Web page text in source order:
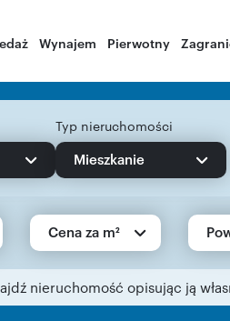
Wynajem Pierwotny
Typ nieruchomości
Mieszkanie
Cena za m²
nieruchomość opisując ją